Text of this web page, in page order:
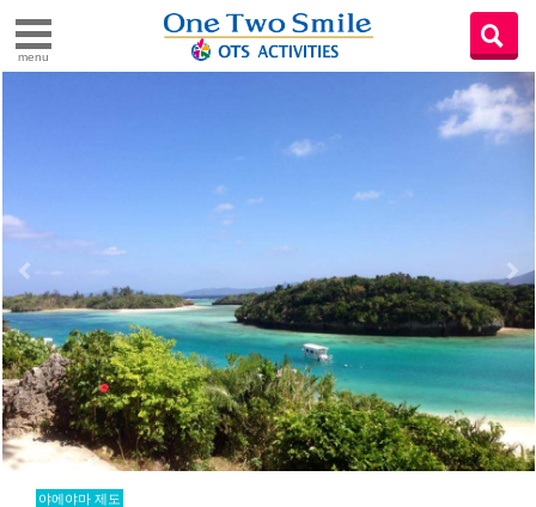
menu
야에야마 제도